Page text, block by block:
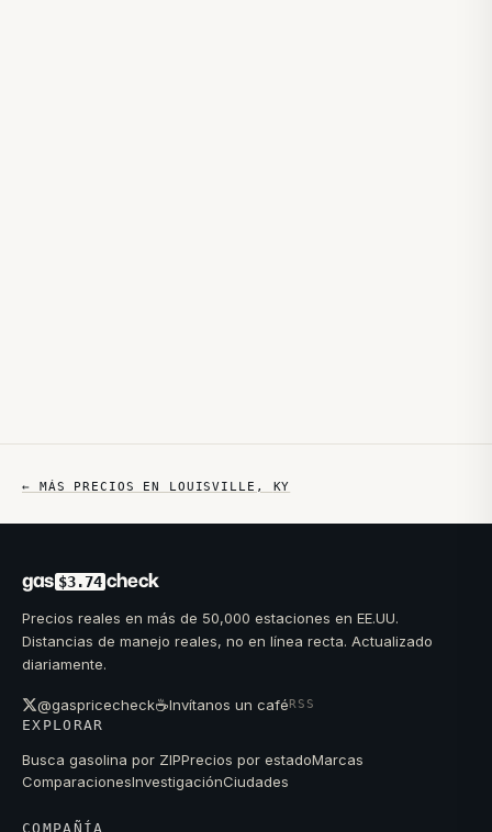
← MÁS PRECIOS EN LOUISVILLE , KY
gas $3.74 check
Precios reales en más de 50,000 estaciones en EE.UU.
Distancias de manejo reales, no en línea recta. Actualizado
diariamente.
@gaspricecheck☕Invítanos un caféRSS
EXPLORAR
Busca gasolina por ZIPPrecios por estadoMarcas
ComparacionesInvestigaciónCiudades
COMPAÑÍA